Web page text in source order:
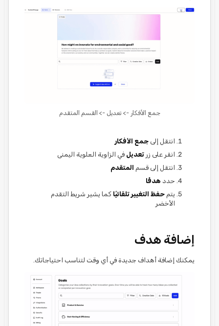
جمع الأفكار -> تعديل -> القسم المتقدم
انتقل إلى جمع الأفكار
انقر على زر تعديل في الزاوية العلوية اليمنى
انتقل إلى قسم المتقدم
حدد هدفًا
يتم حفظ التغيير تلقائيًا كما يشير شريط التقدم
الأخضر
إضافة هدف
يمكنك إضافة أهداف جديدة في أي وقت لتناسب احتياجاتك.